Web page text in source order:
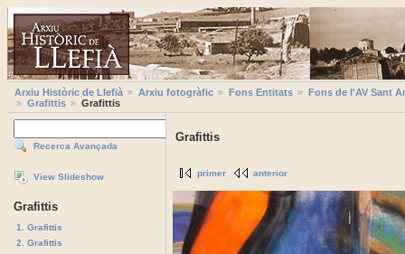
Arxiu Històric de Llefià Arxiu fotogràfic Fons Entitats
Fons de l'AV Sant
Grafittis
Grafittis
Recerca Avançada
View Slideshow
Grafittis
1. Grafittis
2. Grafittis
Grafittis
primer anterior